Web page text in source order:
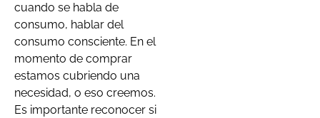
cuando se habla de
consumo, hablar del
consumo consciente. En el
momento de comprar
estamos cubriendo una
necesidad, o eso creemos.
Es importante reconocer si